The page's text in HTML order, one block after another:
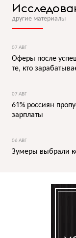
другие материалы
07 АВГ
Оферы после
те, кто
07 АВГ
61% россиян
зарплаты
06 АВГ
Зумеры выбрали